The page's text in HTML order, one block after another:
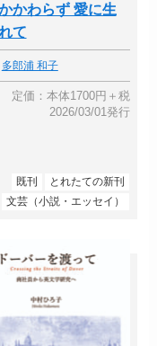
かわらず 愛に生
て
多郎浦 和子
定価：本体1700円＋税
2026/03/01発行
既刊
とれたての新刊
文芸（小説・エッセイ）